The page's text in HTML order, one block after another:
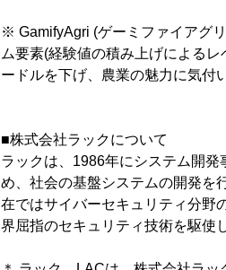
※ GamifyAgri (ゲーミファイアグ
ム要素(経験値の積み上げによる
ードルを下げ、農業の魅力に気付
■株式会社ラックについて
ラックは、1986年にシステム開
め、社会の基盤システムの開発を
在ではサイバーセキュリティ分野
界屈指のセキュリティ技術を駆使